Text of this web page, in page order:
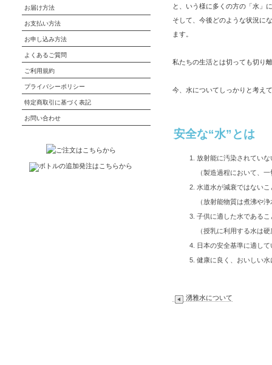
と、いう様に多くの方の「水」
そして、今後どのような状況に
ます。
私たちの生活とは切っても切り
今、水についてしっかりと考え
安全な“水”とは
放射能に汚染されてい
（製造過程において、
水道水が減衰ではないこ
（放射能物質は煮沸や
子供に適した水であるこ
（授乳に利用する水は
日本の安全基準に適し
健康に良く、おいしい
湧雅水について
お届け方法
お支払い方法
お申し込み方法
よくあるご質問
ご利用規約
プライバシーポリシー
特定商取引に基づく表記
お問い合わせ